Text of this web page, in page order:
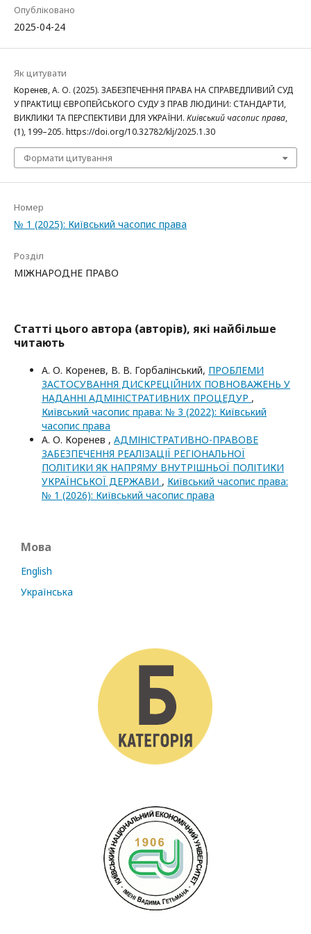
Опубліковано
2025-04-24
Як цитувати
Коренев, А. О. (2025). ЗАБЕЗПЕЧЕННЯ ПРАВА НА СПРАВЕДЛИВИЙ СУД
У ПРАКТИЦІ ЄВРОПЕЙСЬКОГО СУДУ З ПРАВ ЛЮДИНИ: СТАНДАРТИ,
ВИКЛИКИ ТА ПЕРСПЕКТИВИ ДЛЯ УКРАЇНИ. Київський часопис права,
(1), 199–205. https://doi.org/10.32782/klj/2025.1.30
Формати цитування
Номер
№ 1 (2025): Київський часопис права
Розділ
МІЖНАРОДНЕ ПРАВО
Статті цього автора (авторів), які найбільше
читають
А. О. Коренев, В. В. Горбалінський, ПРОБЛЕМИ
ЗАСТОСУВАННЯ ДИСКРЕЦІЙНИХ ПОВНОВАЖЕНЬ У
НАДАННІ АДМІНІСТРАТИВНИХ ПРОЦЕДУР ,
Київський часопис права: № 3 (2022): Київський
часопис права
А. О. Коренев , АДМІНІСТРАТИВНО-ПРАВОВЕ
ЗАБЕЗПЕЧЕННЯ РЕАЛІЗАЦІЇ РЕГІОНАЛЬНОЇ
ПОЛІТИКИ ЯК НАПРЯМУ ВНУТРІШНЬОЇ ПОЛІТИКИ
УКРАЇНСЬКОЇ ДЕРЖАВИ , Київський часопис права:
№ 1 (2026): Київський часопис права
Мова
English
Українська